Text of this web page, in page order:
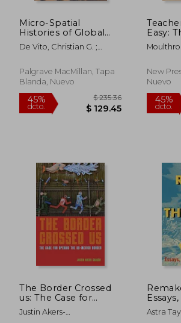
Micro-Spatial
Histories of Global
Labour (en Inglés)
De Vito, Christian G. ;
Palgrave MacMillan, Tapa
Blanda, Nuevo
45% $ 235.36
Easy:
Eggers,
New
Nuevo
The Border Crossed
us: The Case for
Opening the Us-
Mexico Border (en
Justin Akers-
Astra